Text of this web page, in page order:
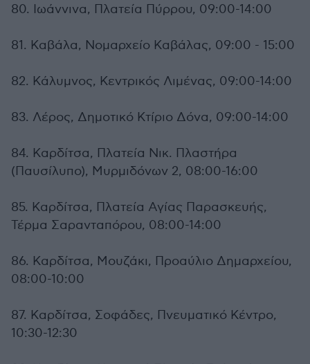
80. Ιωάννινα, Πλατεία Πύρρου, 09:00-14:00
81. Καβάλα, Νομαρχείο Καβάλας, 09:00 - 15:00
82. Κάλυμνος, Κεντρικός Λιμένας, 09:00-14:00
83. Λέρος, Δημοτικό Κτίριο Δόνα, 09:00-14:00
84. Καρδίτσα, Πλατεία Νικ. Πλαστήρα
(Παυσίλυπο), Μυρμιδόνων 2, 08:00-16:00
85. Καρδίτσα, Πλατεία Αγίας Παρασκευής,
Τέρμα Σαρανταπόρου, 08:00-14:00
86. Καρδίτσα, Μουζάκι, Προαύλιο Δημαρχείου,
08:00-10:00
87. Καρδίτσα, Σοφάδες, Πνευματικό Κέντρο,
10:30-12:30